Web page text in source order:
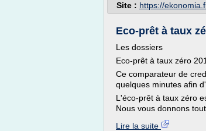
Site : https://
Eco-prêt à taux
Les dossiers
Eco-prêt à taux zéro
Ce comparateur de
quelques minutes afin
L'éco-prêt à taux zéro
Nous vous donnons
Lire la suite